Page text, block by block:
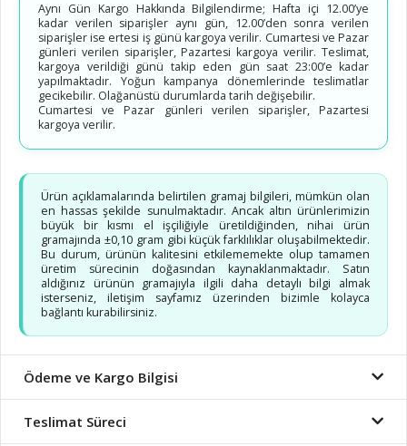
Aynı Gün Kargo Hakkında Bilgilendirme; Hafta içi 12.00’ye
kadar verilen siparişler aynı gün, 12.00’den sonra verilen
siparişler ise ertesi iş günü kargoya verilir. Cumartesi ve Pazar
günleri verilen siparişler, Pazartesi kargoya verilir. Teslimat,
kargoya verildiği günü takip eden gün saat 23:00’e kadar
yapılmaktadır. Yoğun kampanya dönemlerinde teslimatlar
gecikebilir. Olağanüstü durumlarda tarih değişebilir.
Cumartesi ve Pazar günleri verilen siparişler, Pazartesi
kargoya verilir.
Ürün açıklamalarında belirtilen gramaj bilgileri, mümkün olan
en hassas şekilde sunulmaktadır. Ancak altın ürünlerimizin
büyük bir kısmı el işçiliğiyle üretildiğinden, nihai ürün
gramajında ±0,10 gram gibi küçük farklılıklar oluşabilmektedir.
Bu durum, ürünün kalitesini etkilememekte olup tamamen
üretim sürecinin doğasından kaynaklanmaktadır. Satın
aldığınız ürünün gramajıyla ilgili daha detaylı bilgi almak
isterseniz, iletişim sayfamız üzerinden bizimle kolayca
bağlantı kurabilirsiniz.
Ödeme ve Kargo Bilgisi
Teslimat Süreci